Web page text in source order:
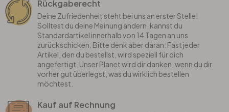
Rückgaberecht
Deine Zufriedenheit steht bei uns an erster Stelle!
Solltest du deine Meinung ändern, kannst du
Standardartikel innerhalb von 14 Tagen an uns
zurückschicken. Bitte denk aber daran: Fast jeder
Artikel, den du bestellst, wird speziell für dich
angefertigt. Unser Planet wird dir danken, wenn du dir
vorher gut überlegst, was du wirklich bestellen
möchtest.
Kauf auf Rechnung